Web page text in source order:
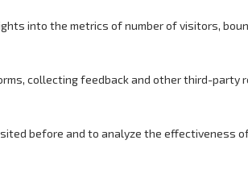
into the metrics of number of visitors,
collecting feedback and other third-party
before and to analyze the effectiveness